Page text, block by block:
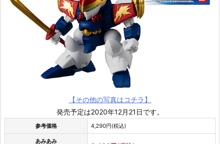
【その他の写真はコチラ】
発売予定は2020年12月21日です。
参考価格 4,290円(税込)
あみあみ